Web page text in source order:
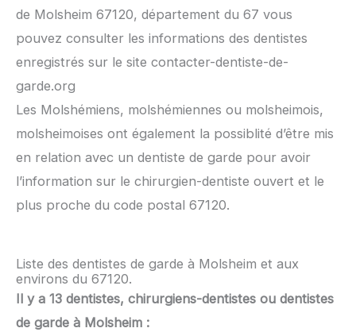
de Molsheim 67120, département du 67 vous
pouvez consulter les informations des dentistes
enregistrés sur le site contacter-dentiste-de-
garde.org
Les Molshémiens, molshémiennes ou molsheimois,
molsheimoises ont également la possiblité d’être mis
en relation avec un dentiste de garde pour avoir
l’information sur le chirurgien-dentiste ouvert et le
plus proche du code postal 67120.
Liste des dentistes de garde à Molsheim et aux
environs du 67120.
Il y a 13 dentistes, chirurgiens-dentistes ou dentistes
de garde à Molsheim :